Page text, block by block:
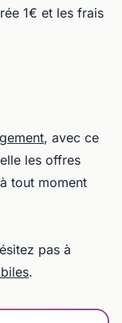
1€ et les frais
, avec ce
les offres
tout moment
pas à
.